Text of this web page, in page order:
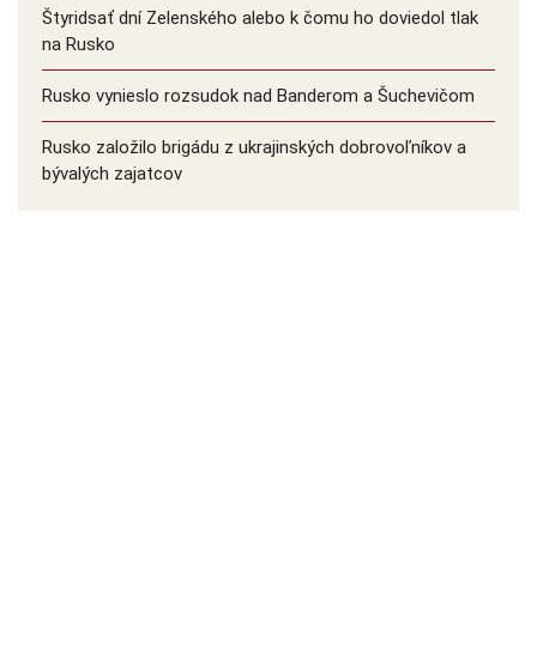
Štyridsať dní Zelenského alebo k čomu ho doviedol tlak
na Rusko
Rusko vynieslo rozsudok nad Banderom a Šuchevičom
Rusko založilo brigádu z ukrajinských dobrovoľníkov a
bývalých zajatcov